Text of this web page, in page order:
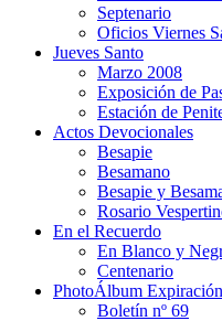
Septenario
Oficios Viernes
Jueves Santo
Marzo 2008
Exposición de
Estación de
Actos Devocionales
Besapie
Besamano
Besapie y
Rosario
En el Recuerdo
En Blanco y
Centenario
PhotoÁlbum Expiración
Boletín nº 69